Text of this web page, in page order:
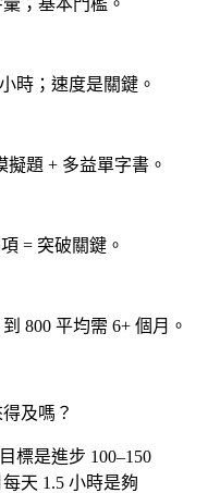
時；速度是關鍵。
擬題 + 多益單字書。
= 突破關鍵。
到 800 平均需 6+ 個月。
及嗎？
標是進步 100–150
天 1.5 小時是夠